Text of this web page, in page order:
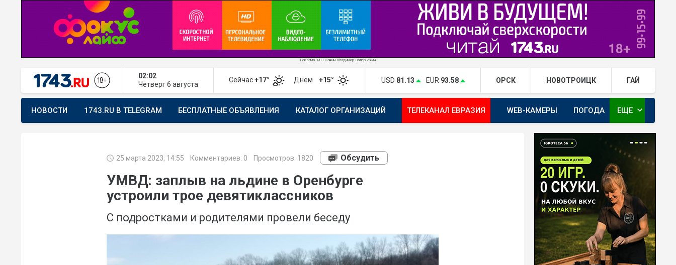
Реклама. ИП Савин Владимир Валерьевич
02:02
Четверг6 августа
Сейчас+17° Днем +15° USD 81.13 EUR 93.58 ОРСК НОВОТРОИЦК ГАЙ
НОВОСТИ 1743.RU В TELEGRAM БЕСПЛАТНЫЕ ОБЪЯВЛЕНИЯ КАТАЛОГ ОРГАНИЗАЦИЙ ТЕЛЕКАНАЛ ЕВРАЗИЯ WEB-КАМЕРЫ ПОГОДА
ОРЕНБУРГ - ГЕРОИ РЯДОМ С НАМИ
ЕЩЕ expand_more
25 марта 2023, 14:55 Комментариев: 0 Просмотров: 1820 Обсудить
УМВД: заплыв на льдине в Оренбурге
устроили трое девятиклассников
С подростками и родителями провели беседу